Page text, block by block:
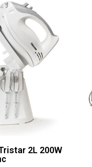
2L 200W